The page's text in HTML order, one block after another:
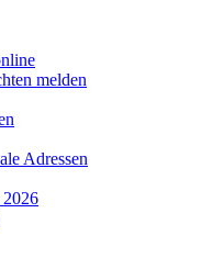
melden
Adressen